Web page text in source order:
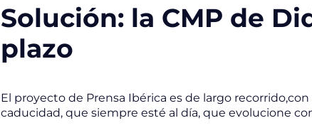
Solución: la CMP de
plazo
El proyecto de Prensa Ibérica es de largo
caducidad, que siempre esté al día, que evolucione